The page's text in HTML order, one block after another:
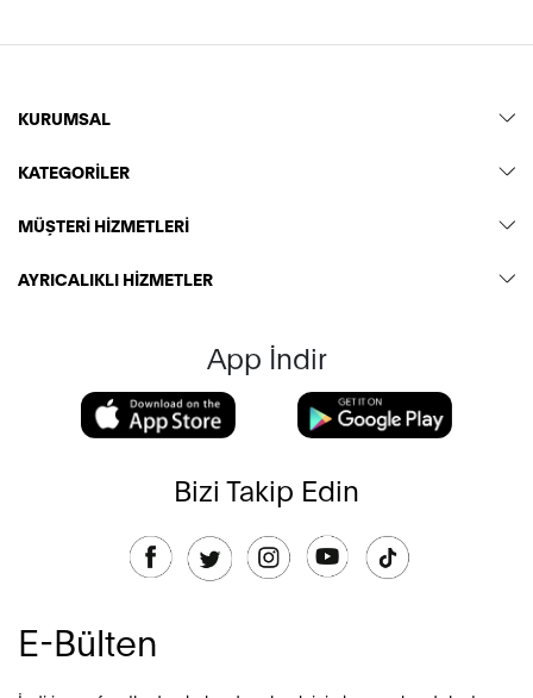
KURUMSAL
KATEGORİLER
MÜŞTERİ HİZMETLERİ
AYRICALIKLI HİZMETLER
App İndir
Bizi Takip Edin
E-Bülten